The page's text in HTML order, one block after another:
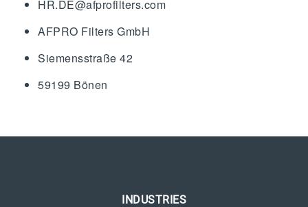
HR.DE@afprofilters.com
AFPRO Filters GmbH
Siemensstraße 42
59199 Bönen
INDUSTRIES